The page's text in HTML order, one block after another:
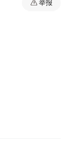
、为了这个
我们所有人
举报